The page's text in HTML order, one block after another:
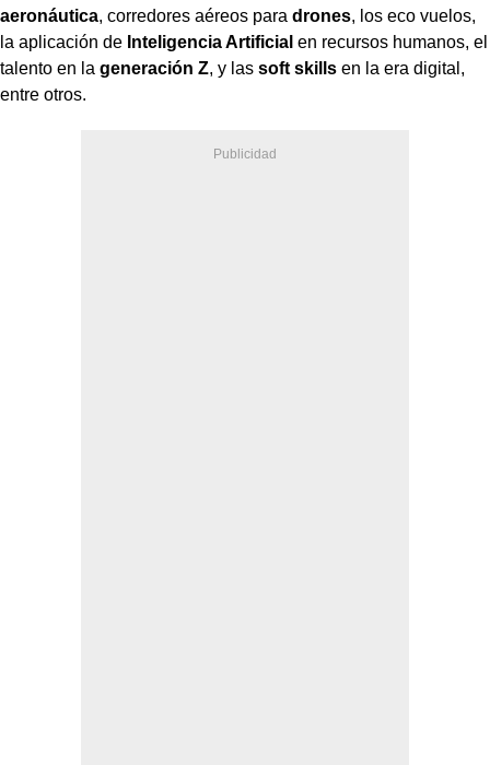
aeronáutica, corredores aéreos para drones, los eco vuelos,
la aplicación de Inteligencia Artificial en recursos humanos, el
talento en la generación Z, y las soft skills en la era digital,
entre otros.